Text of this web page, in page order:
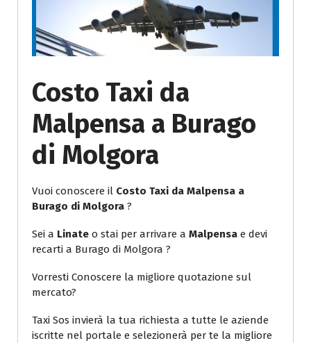
Costo Taxi da
Malpensa a Burago
di Molgora
Vuoi conoscere il Costo Taxi da Malpensa a
Burago di Molgora ?
Sei a Linate o stai per arrivare a Malpensa e devi
recarti a Burago di Molgora ?
Vorresti Conoscere la migliore quotazione sul
mercato?
Taxi Sos invierà la tua richiesta a tutte le aziende
iscritte nel portale e selezionerà per te la migliore